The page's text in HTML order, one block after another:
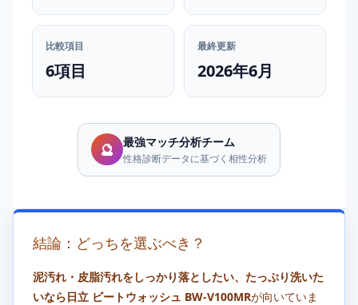
比較項目
6項目
最終更新
2026年6月
🔮 最強マッチ分析チーム
性格診断データに基づく相性分析
結論：どっちを選ぶべき？
泥汚れ・皮脂汚れをしっかり落としたい、たっぷり洗いた
いなら日立 ビートウォッシュ BW-V100MRが向いていま